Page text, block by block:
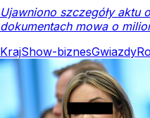
Źródło:DoRzeczy.pl
Show-biznes Rozrywka Do